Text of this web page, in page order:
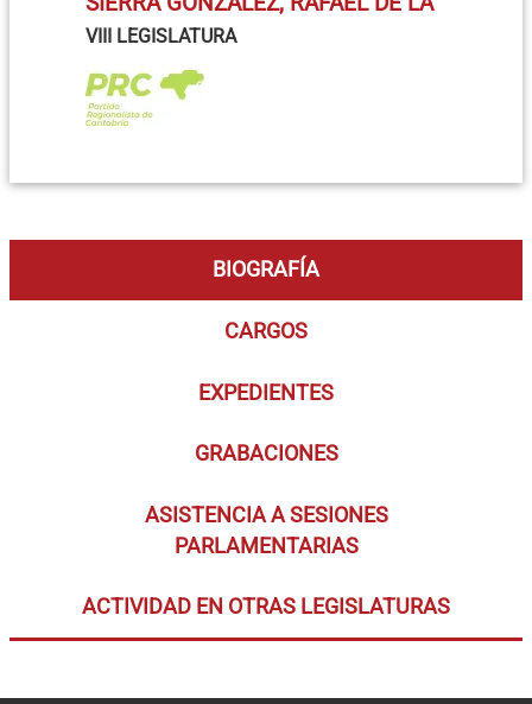
VIII LEGISLATURA
BIOGRAFÍA
CARGOS
EXPEDIENTES
GRABACIONES
ASISTENCIA A SESIONES
PARLAMENTARIAS
ACTIVIDAD EN OTRAS LEGISLATURAS